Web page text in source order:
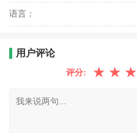
语言：
用户评论
评分: ★ ★ ★